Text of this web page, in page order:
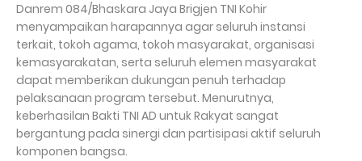
Danrem 084/Bhaskara Jaya Brigjen TNI Kohir
menyampaikan harapannya agar seluruh instansi
terkait, tokoh agama, tokoh masyarakat, organisasi
kemasyarakatan, serta seluruh elemen masyarakat
dapat memberikan dukungan penuh terhadap
pelaksanaan program tersebut. Menurutnya,
keberhasilan Bakti TNI AD untuk Rakyat sangat
bergantung pada sinergi dan partisipasi aktif seluruh
komponen bangsa.